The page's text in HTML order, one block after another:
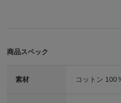
商品スペック
素材 コットン 100